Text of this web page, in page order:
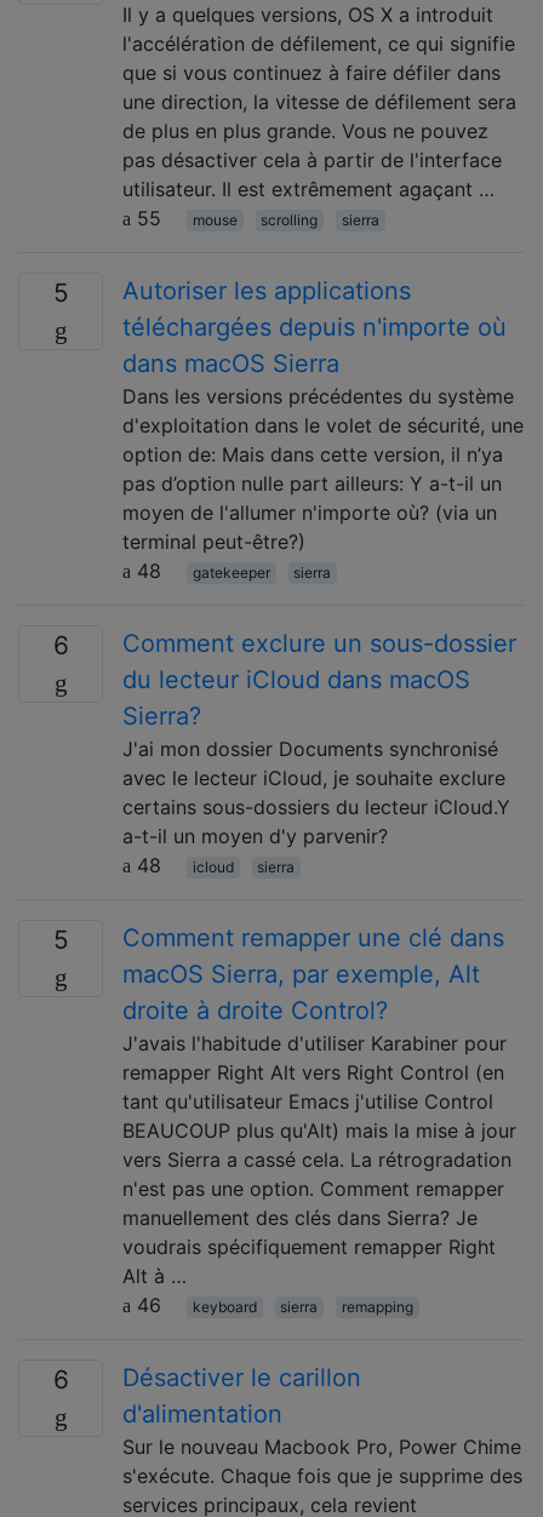
Il y a quelques versions, OS X a introduit
l'accélération de défilement, ce qui signifie
que si vous continuez à faire défiler dans
une direction, la vitesse de défilement sera
de plus en plus grande. Vous ne pouvez
pas désactiver cela à partir de l'interface
utilisateur. Il est extrêmement agaçant …
55
mouse scrolling sierra
5
Autoriser les applications
téléchargées depuis n'importe où
dans macOS Sierra
Dans les versions précédentes du système
d'exploitation dans le volet de sécurité, une
option de: Mais dans cette version, il n’ya
pas d’option nulle part ailleurs: Y a-t-il un
moyen de l'allumer n'importe où? (via un
terminal peut-être?)
48
gatekeeper sierra
6
Comment exclure un sous-dossier
du lecteur iCloud dans macOS
Sierra?
J'ai mon dossier Documents synchronisé
avec le lecteur iCloud, je souhaite exclure
certains sous-dossiers du lecteur iCloud.Y
a-t-il un moyen d'y parvenir?
48
icloud sierra
5
Comment remapper une clé dans
macOS Sierra, par exemple, Alt
droite à droite Control?
J'avais l'habitude d'utiliser Karabiner pour
remapper Right Alt vers Right Control (en
tant qu'utilisateur Emacs j'utilise Control
BEAUCOUP plus qu'Alt) mais la mise à jour
vers Sierra a cassé cela. La rétrogradation
n'est pas une option. Comment remapper
manuellement des clés dans Sierra? Je
voudrais spécifiquement remapper Right
Alt à …
46
keyboard sierra remapping
6
Désactiver le carillon
d'alimentation
Sur le nouveau Macbook Pro, Power Chime
s'exécute. Chaque fois que je supprime des
services principaux, cela revient